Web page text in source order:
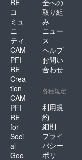
コ
ミュ
ニ
ティ
CAM
PFI
RE
Crea
tion
CAM
PFI
RE
for
Soci
al
Goo
取り組
み
ニュー
ス
ヘルプ
お問い
合わせ
各種規定
利用規
約
細則
プライ
バシー
ポリ